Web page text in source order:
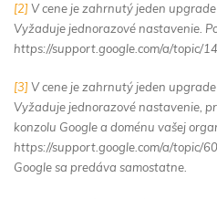
[2]V cene je zahrnutý jeden
Vyžaduje jednorazové nastavenie.
https://support.google.com/a/topic/
[3]V cene je zahrnutý jeden
Vyžaduje jednorazové nastavenie,
konzolu Google a doménu vašej
https://support.google.com/a/topic/
Google sa predáva samostatne.